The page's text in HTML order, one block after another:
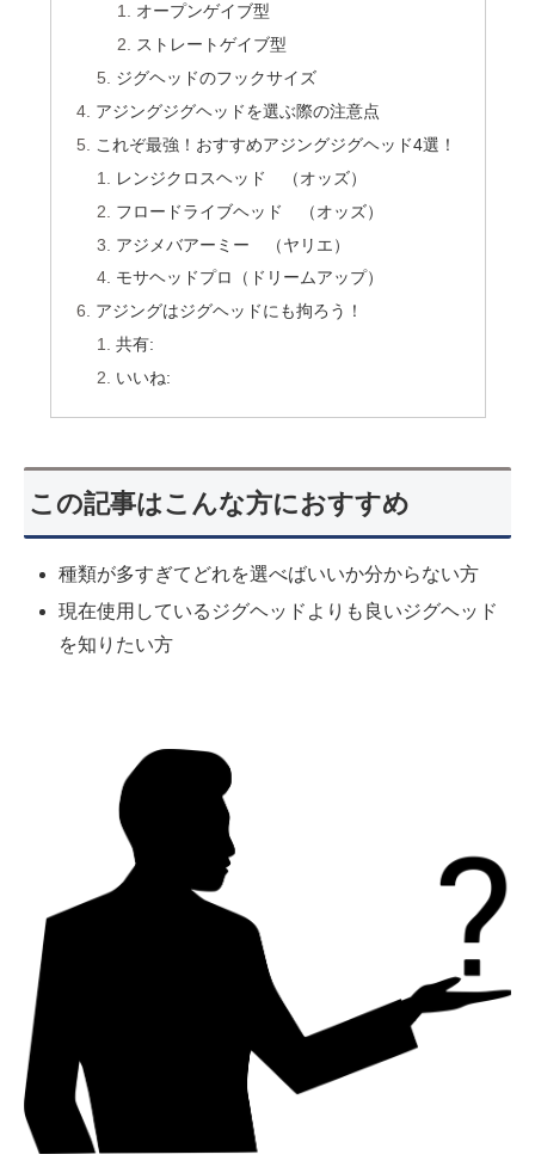
オープンゲイブ型
ストレートゲイブ型
ジグヘッドのフックサイズ
アジングジグヘッドを選ぶ際の注意点
これぞ最強！おすすめアジングジグヘッド4選！
レンジクロスヘッド （オッズ）
フロードライブヘッド （オッズ）
アジメバアーミー （ヤリエ）
モサヘッドプロ（ドリームアップ）
アジングはジグヘッドにも拘ろう！
共有:
いいね:
この記事はこんな方におすすめ
種類が多すぎてどれを選べばいいか分からない方
現在使用しているジグヘッドよりも良いジグヘッド
を知りたい方